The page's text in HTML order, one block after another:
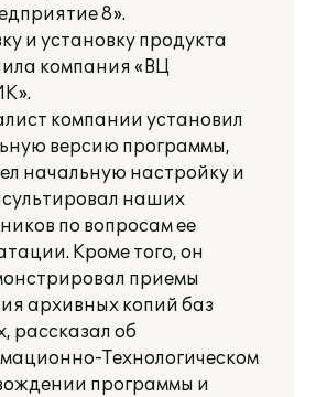
8».
и установку продукта
компания «ВЦ
компании установил
версию программы,
начальную настройку и
наших
по вопросам ее
Кроме того, он
приемы
архивных копий баз
рассказал об
Технологическом
программы и